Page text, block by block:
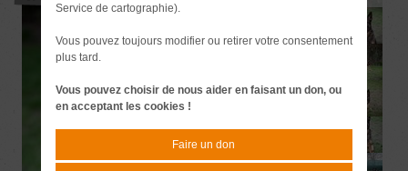
Service de cartographie).
Vous pouvez toujours modifier ou retirer votre consentement
plus tard.
Vous pouvez choisir de nous aider en faisant un don, ou
en acceptant les cookies !
Faire un don